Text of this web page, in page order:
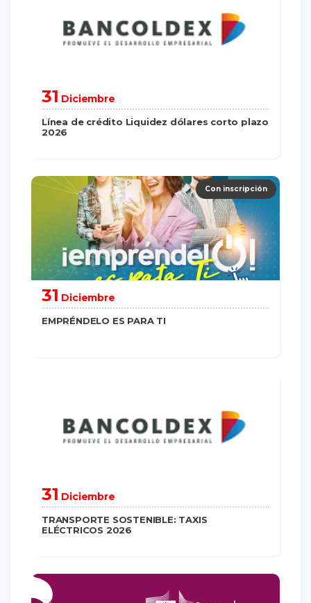
31 Diciembre
Línea de crédito Liquidez dólares corto plazo
2026
saber más
Con inscripción
31 Diciembre
EMPRÉNDELO ES PARA TI
31 Diciembre
TRANSPORTE SOSTENIBLE: TAXIS
ELÉCTRICOS 2026
saber más